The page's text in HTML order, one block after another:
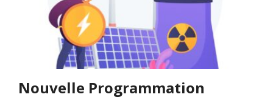
Nouvelle Programmation